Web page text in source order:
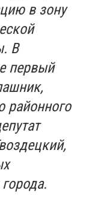
в зону
В
первый
районного